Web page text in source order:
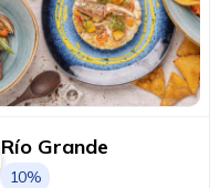
Río Grande
10%